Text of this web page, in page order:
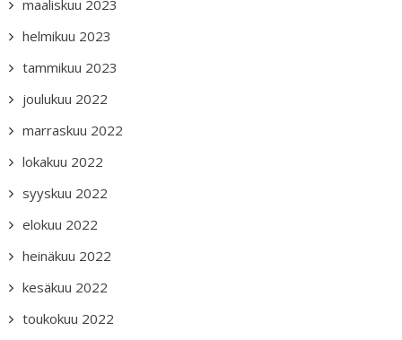
maaliskuu 2023
helmikuu 2023
tammikuu 2023
joulukuu 2022
marraskuu 2022
lokakuu 2022
syyskuu 2022
elokuu 2022
heinäkuu 2022
kesäkuu 2022
toukokuu 2022